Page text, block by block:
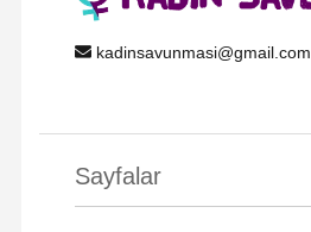
kadinsavunmasi@gmail.com
Sayfalar